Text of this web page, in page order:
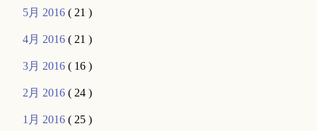
5月 2016( 21 )
4月 2016( 21 )
3月 2016( 16 )
2月 2016( 24 )
1月 2016( 25 )